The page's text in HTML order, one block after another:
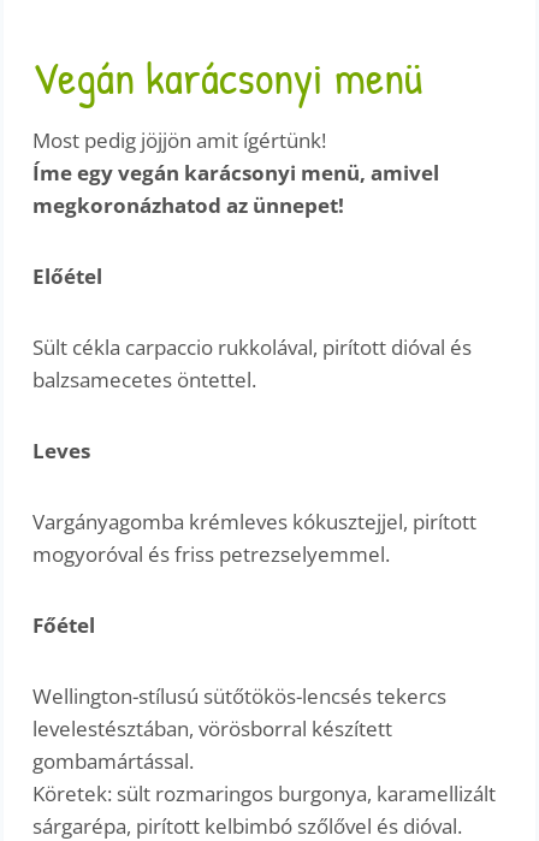
Vegán karácsonyi menü
Most pedig jöjjön amit ígértünk!
Íme egy vegán karácsonyi menü, amivel
megkoronázhatod az ünnepet!
Előétel
Sült cékla carpaccio rukkolával, pirított dióval és
balzsamecetes öntettel.
Leves
Vargányagomba krémleves kókusztejjel, pirított
mogyoróval és friss petrezselyemmel.
Főétel
Wellington-stílusú sütőtökös-lencsés tekercs
levelestésztában, vörösborral készített
gombamártással.
Köretek: sült rozmaringos burgonya, karamellizált
sárgarépa, pirított kelbimbó szőlővel és dióval.